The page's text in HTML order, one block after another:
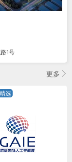
1号
更多
精选